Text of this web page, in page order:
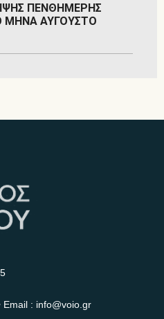
ΠΕΝΘΗΜΕΡΗΣ
ΜΗΝΑ ΑΥΓΟΥΣΤΟ
Email : info@voio.gr